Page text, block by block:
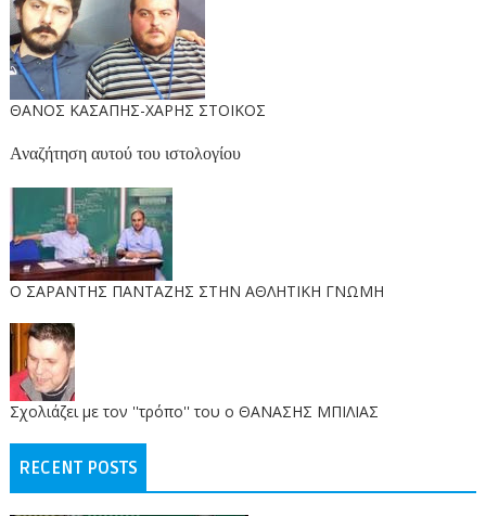
ΘΑΝΟΣ ΚΑΣΑΠΗΣ-ΧΑΡΗΣ ΣΤΟΙΚΟΣ
Αναζήτηση αυτού του ιστολογίου
O ΣΑΡΑΝΤΗΣ ΠΑΝΤΑΖΗΣ ΣΤΗΝ ΑΘΛΗΤΙΚΗ ΓΝΩΜΗ
Σχολιάζει με τον ''τρόπο'' του ο ΘΑΝΑΣΗΣ ΜΠΙΛΙΑΣ
RECENT POSTS